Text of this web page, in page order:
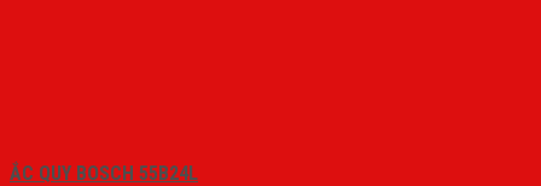
ẮC QUY BOSCH 55B24L